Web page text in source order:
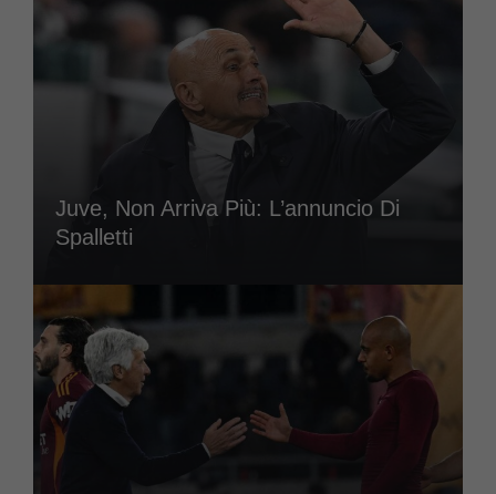
Juve, Non Arriva Più: L’annuncio Di
Spalletti